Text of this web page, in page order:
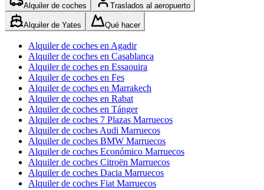
Alquiler de coches Traslados al aeropuerto
Alquiler de Yates Qué hacer
Alquiler de coches en Agadir
Alquiler de coches en Casablanca
Alquiler de coches en Essaouira
Alquiler de coches en Fes
Alquiler de coches en Marrakech
Alquiler de coches en Rabat
Alquiler de coches en Tánger
Alquiler de coches 7 Plazas Marruecos
Alquiler de coches Audi Marruecos
Alquiler de coches BMW Marruecos
Alquiler de coches Económico Marruecos
Alquiler de coches Citroën Marruecos
Alquiler de coches Dacia Marruecos
Alquiler de coches Fiat Marruecos